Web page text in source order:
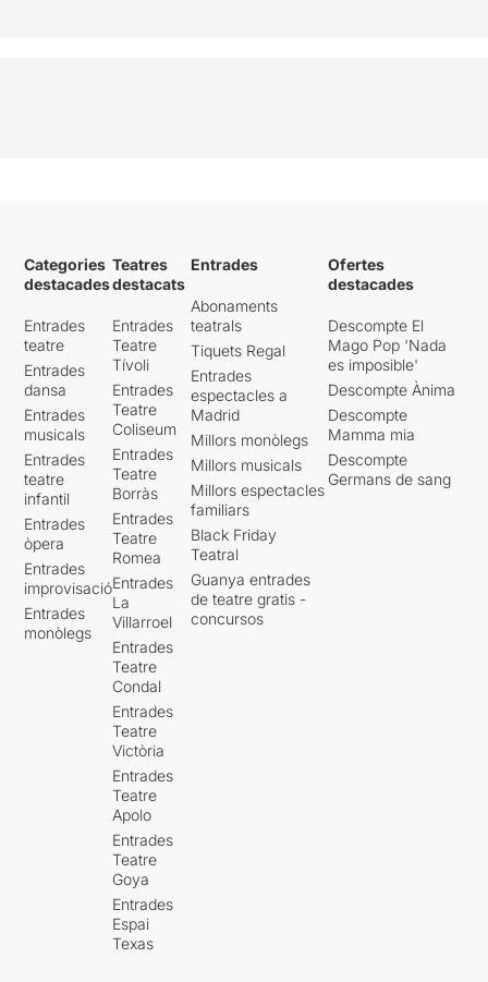
Categories
destacades
Entrades
teatre
Entrades
dansa
Entrades
musicals
Entrades
teatre
infantil
Entrades
òpera
Entrades
improvisació
Entrades
monòlegs
Teatres
destacats
Entrades
Teatre
Tívoli
Entrades
Teatre
Coliseum
Entrades
Teatre
Borràs
Entrades
Teatre
Romea
Entrades
La
Villarroel
Entrades
Teatre
Condal
Entrades
Teatre
Victòria
Entrades
Teatre
Apolo
Entrades
Teatre
Goya
Entrades
Espai
Texas
Entrades
Abonaments
teatrals
Tiquets Regal
Entrades
espectacles a
Madrid
Millors monòlegs
Millors musicals
Millors espectacles
familiars
Black Friday
Teatral
Guanya entrades
de teatre gratis -
concursos
Ofertes
destacades
Descompte El
Mago Pop 'Nada
es imposible'
Descompte Ànima
Descompte
Mamma mia
Descompte
Germans de sang